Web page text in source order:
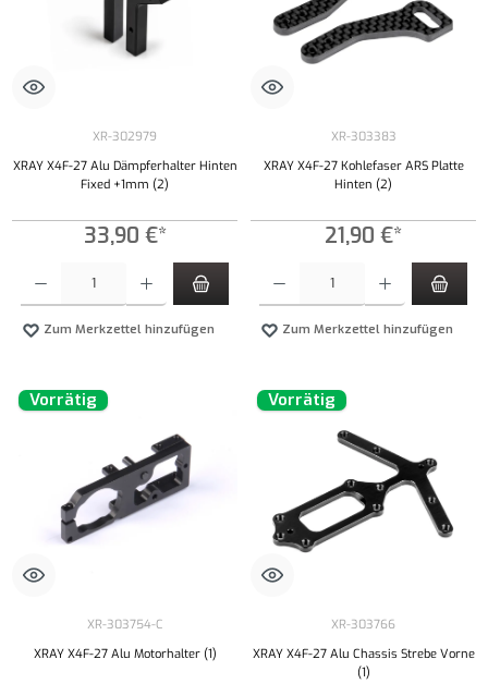
XR-302979
XRAY X4F-27 Alu Dämpferhalter Hinten
Fixed +1mm (2)
33,90 €*
Zum Merkzettel hinzufügen
XR-303383
XRAY X4F-27 Kohlefaser ARS Platte
Hinten (2)
21,90 €*
Zum Merkzettel hinzufügen
Vorrätig
XR-303754-C
XRAY X4F-27 Alu Motorhalter (1)
Vorrätig
XR-303766
XRAY X4F-27 Alu Chassis Strebe Vorne
(1)